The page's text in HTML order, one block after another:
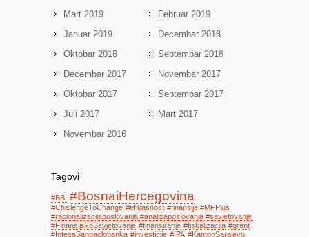
Mart 2019
Februar 2019
Januar 2019
Decembar 2018
Oktobar 2018
Septembar 2018
Decembar 2017
Novembar 2017
Oktobar 2017
Septembar 2017
Juli 2017
Mart 2017
Novembar 2016
Tagovi
#BBI #BosnaiHercegovina
#ChallengeToChange #efikasnost #finansije #MFPlus
#racionalizacijaposlovanja #analizaposlovanja #savjetovanje
#FinansijskoSavjetovanje #finansiranje #fiskalizacija #grant
#IntesaSanpaolobanka #investicije #IPA #KantonSarajevo